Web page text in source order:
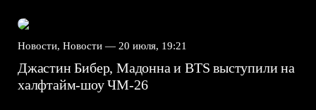
Новости, Новости — 20 июля, 19:21
Джастин Бибер, Мадонна и BTS выступили на
халфтайм-шоу ЧМ-26